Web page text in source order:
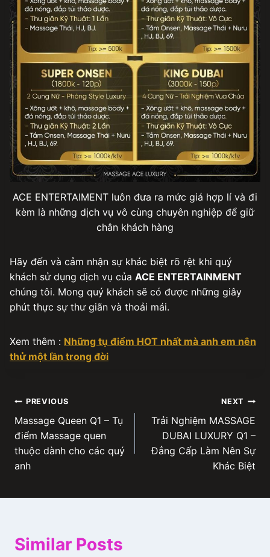
ACE ENTERTAIMENT luôn đưa ra mức giá hợp lí và đi
kèm là những dịch vụ vô cùng chuyên nghiệp để giữ
chân khách hàng
Hãy đến và cảm nhận sự khác biệt rõ rệt khi quý
khách sử dụng dịch vụ của ACE ENTERTAINMENT
chúng tôi. Mong quý khách sẽ có được những giây
phút thực sự thư giãn và thoải mái.
Xem thêm : Những tụ điểm HOT nhất mà anh em nên
thử một lần trong đời
Post
navigation
PREVIOUS
Massage Queen Q1 – Tụ
điểm Massage quen
thuộc dành cho các quý
anh
NEXT
Trải Nghiệm MASSAGE
DUBAI LUXURY Q1 –
Đẳng Cấp Làm Nên Sự
Khác Biệt
Similar Posts